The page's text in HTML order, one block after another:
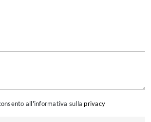
all'informativa sulla privacy